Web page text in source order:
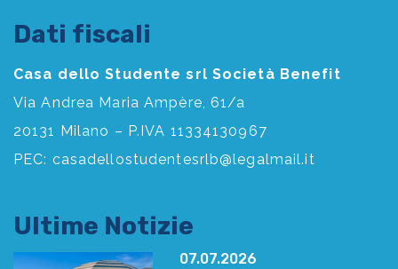
Dati fiscali
Casa dello Studente srl Società Benefit
Via Andrea Maria Ampère, 61/a
20131 Milano – P.IVA 11334130967
PEC: casadellostudentesrlb@legalmail.it
Ultime Notizie
07.07.2026